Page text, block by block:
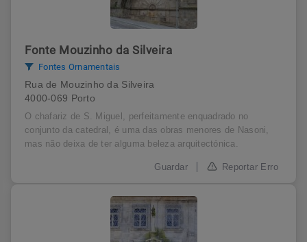
Fonte Mouzinho da Silveira
Fontes Ornamentais
Rua de Mouzinho da Silveira
4000-069 Porto
O chafariz de S. Miguel, perfeitamente enquadrado no
conjunto da catedral, é uma das obras menores de Nasoni,
mas não deixa de ter alguma beleza arquitectónica.
Reportar Erro